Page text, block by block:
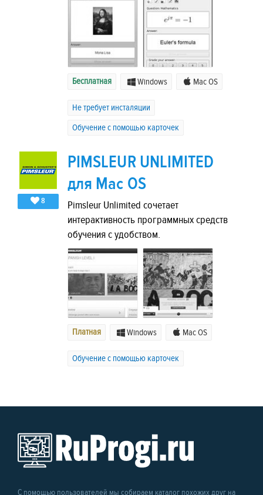
Бесплатная Windows Mac OS
Не требует инсталяции
Обучение с помощью карточек
8
PIMSLEUR UNLIMITED
для Mac OS
Pimsleur Unlimited сочетает
интерактивность программных средств
обучения с удобством.
Платная Windows Mac OS
Обучение с помощью карточек
С помощью пользователей мы собираем каталог похожих друг на